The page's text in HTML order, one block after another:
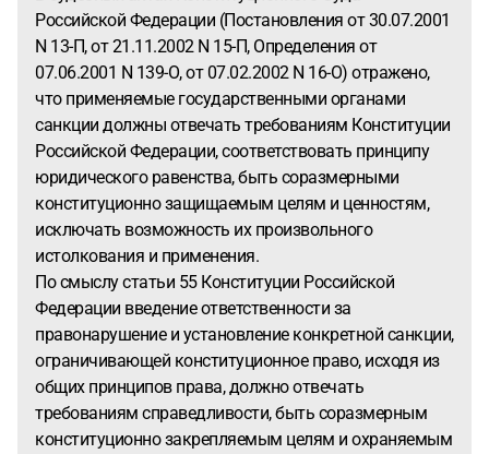
Российской Федерации (Постановления от 30.07.2001
N 13-П, от 21.11.2002 N 15-П, Определения от
07.06.2001 N 139-О, от 07.02.2002 N 16-О) отражено,
что применяемые государственными органами
санкции должны отвечать требованиям Конституции
Российской Федерации, соответствовать принципу
юридического равенства, быть соразмерными
конституционно защищаемым целям и ценностям,
исключать возможность их произвольного
истолкования и применения.
По смыслу статьи 55 Конституции Российской
Федерации введение ответственности за
правонарушение и установление конкретной санкции,
ограничивающей конституционное право, исходя из
общих принципов права, должно отвечать
требованиям справедливости, быть соразмерным
конституционно закрепляемым целям и охраняемым